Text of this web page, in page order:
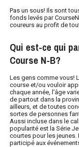
Pas un sous! Ils sont
fonds levés par
coureurs au profit de
Qui est-ce qui
Course N-B?
Les gens comme vous!
course et/ou vouloir
chaque année, l'âge
de partout dans la
ailleurs, et de toutes
sortes de personnes
Aussi incluse dans le
popularité est la Série
courtes pour les jeunes.
participé aux